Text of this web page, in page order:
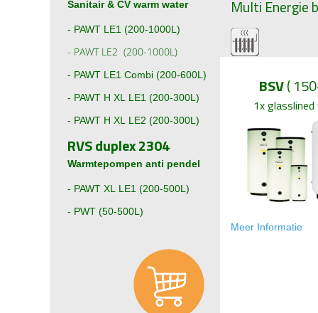
Sanitair & CV warm water
- PAWT LE1 (200-1000L)
- PAWT LE2 (200-1000L)
- PAWT LE1 Combi (200-600L)
- PAWT H XL LE1 (200-300L)
- PAWT H XL LE2 (200-300L)
RVS duplex 2304
Warmtepompen anti pendel
- PAWT XL LE1 (200-500L)
- PWT (50-500L)
Multi Energie
BSV(
1x glasslined
Meer Informatie